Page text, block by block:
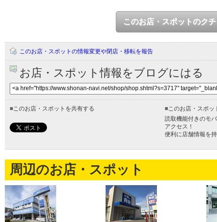
このお店・スポットのク
このお店・スポットの情報変更や閉店・移転を報告
お店・スポット情報をブログにはる
■ このお店・スポットを共有する ■ このお店・スポ
読取機能付きのモ
アクセス！
便利に店舗情報を
周辺のお店・スポット